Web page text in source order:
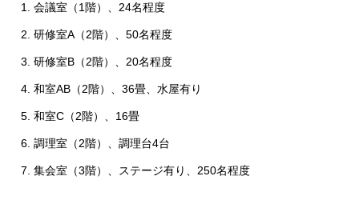
会議室（1階）、24名程度
研修室A（2階）、50名程度
研修室B（2階）、20名程度
和室AB（2階）、36畳、水屋有り
和室C（2階）、16畳
調理室（2階）、調理台4台
集会室（3階）、ステージ有り、250名程度